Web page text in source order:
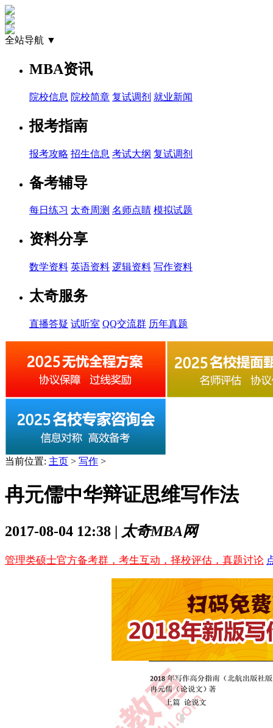
全站导航 ▼
MBA资讯
院校信息 院校简章 复试调剂 就业新闻
报考指南
报考攻略 招生信息 考试大纲 复试调剂
备考辅导
每日练习 太奇周测 名师点睛 模拟试题
资料分享
数学资料 英语资料 逻辑资料 写作资料
太奇服务
直播答疑 试听室 QQ交流群 历年真题
当前位置: 主页 > 写作 >
冉元儒中华辩证思维写作法
2017-08-04 12:38 | 太奇MBA网
管理类硕士官方备考群，考生互动，择校评估，真题讨论